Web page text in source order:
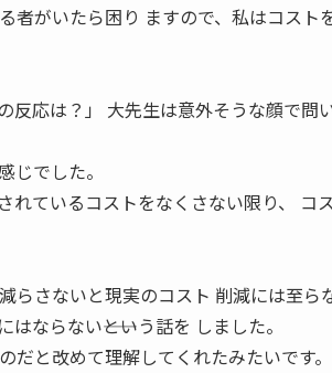
者がいたら困り ますので、私はコスト
反応は？」 大先生は意外そうな顔で問
じでした。
れているコストをなくさない限り、 コ
さないと現実のコスト 削減には至ら
ならない――という話を しました。
と改めて理解してくれたみたいです。